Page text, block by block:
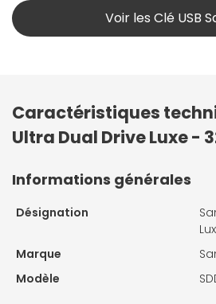
Voir les Clé USB
Caractéristiques
Ultra Dual Drive Luxe -
Informations générales
Désignation
Marque
Modèle